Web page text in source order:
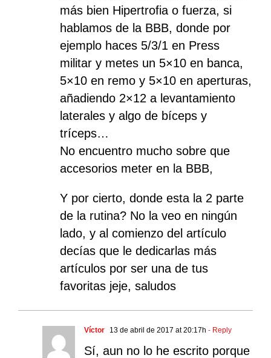
más bien Hipertrofia o fuerza, si
hablamos de la BBB, donde por
ejemplo haces 5/3/1 en Press
militar y metes un 5×10 en banca,
5×10 en remo y 5×10 en aperturas,
añadiendo 2×12 a levantamiento
laterales y algo de bíceps y
tríceps…
No encuentro mucho sobre que
accesorios meter en la BBB,
Y por cierto, donde esta la 2 parte
de la rutina? No la veo en ningún
lado, y al comienzo del artículo
decías que le dedicarlas más
artículos por ser una de tus
favoritas jeje, saludos
Víctor 13 de abril de 2017 at 20:17h - Reply
Sí, aun no lo he escrito porque